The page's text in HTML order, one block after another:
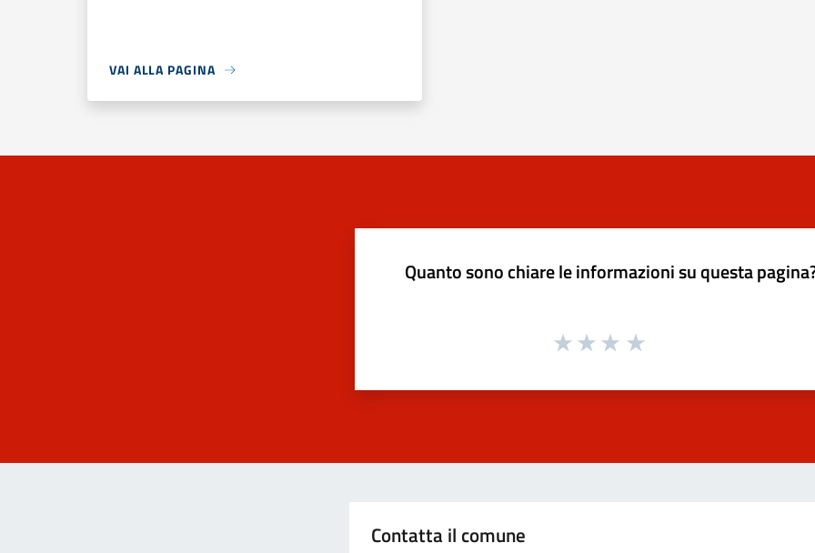
VAI ALLA PAGINA
Quanto sono chiare le informazioni su questa
Contatta il comune